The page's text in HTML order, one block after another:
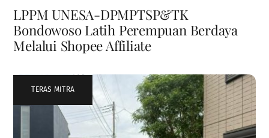
LPPM UNESA-DPMPTSP&TK
Bondowoso Latih Perempuan Berdaya
Melalui Shopee Affiliate
TERAS MITRA